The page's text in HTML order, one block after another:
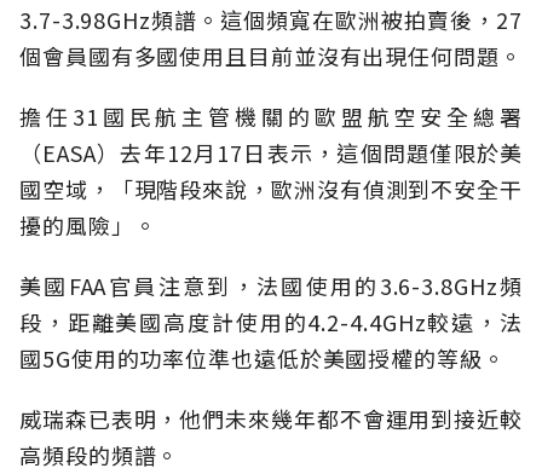
3.7-3.98GHz頻譜。這個頻寬在歐洲被拍賣後，27
個會員國有多國使用且目前並沒有出現任何問題。
擔任31國民航主管機關的歐盟航空安全總署
（EASA）去年12月17日表示，這個問題僅限於美
國空域，「現階段來說，歐洲沒有偵測到不安全干
擾的風險」。
美國FAA官員注意到，法國使用的3.6-3.8GHz頻
段，距離美國高度計使用的4.2-4.4GHz較遠，法
國5G使用的功率位準也遠低於美國授權的等級。
威瑞森已表明，他們未來幾年都不會運用到接近較
高頻段的頻譜。